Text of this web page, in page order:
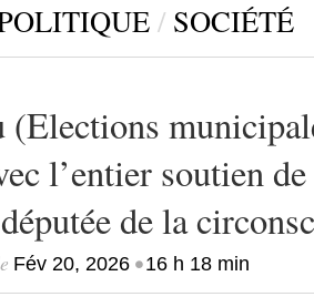
/ SOCIÉTÉ
(Elections
l’entier soutien
de la
Fév 20, 2026•16 h 18 min